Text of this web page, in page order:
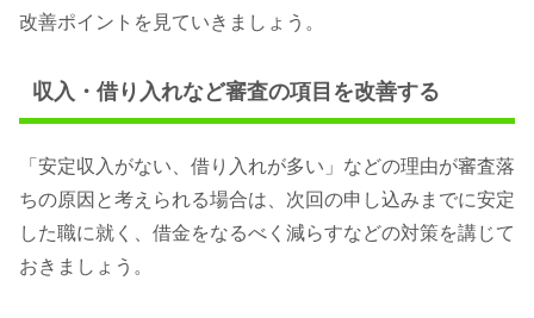
改善ポイントを見ていきましょう。
収入・借り入れなど審査の項目を改善する
「安定収入がない、借り入れが多い」などの理由が審査落
ちの原因と考えられる場合は、次回の申し込みまでに安定
した職に就く、借金をなるべく減らすなどの対策を講じて
おきましょう。